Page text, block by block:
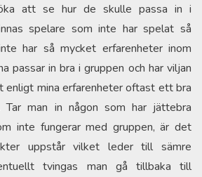
att se hur de skulle passa in i
spelare som inte har spelat så
har så mycket erfarenheter inom
passar in bra i gruppen och har viljan
enligt mina erfarenheter oftast ett bra
Tar man in någon som har jättebra
inte fungerar med gruppen, är det
uppstår vilket leder till sämre
tvingas man gå tillbaka till